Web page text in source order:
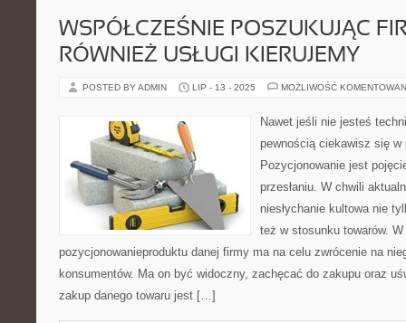
WSPÓŁCZEŚNIE POSZUKUJĄC
RÓWNIEŻ USŁUGI KIERUJEMY
POSTED BY ADMIN LIP - 13 - 2025 MOŻLIWOŚĆ
Nawet jeśli nie jesteś
pewnością ciekawisz się
Pozycjonowanie jest
przesłaniu. W chwili
niesłychanie kultowa nie
też w stosunku towarów.
pozycjonowanieproduktu danej firmy ma na celu zwrócenie na
konsumentów. Ma on być widoczny, zachęcać do zakupu oraz
zakup danego towaru jest […]